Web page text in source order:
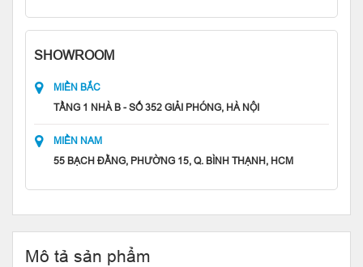
SHOWROOM
MIỀN BẮC
TẦNG 1 NHÀ B - SỐ 352 GIẢI PHÓNG, HÀ NỘI
MIỀN NAM
55 BẠCH ĐẰNG, PHƯỜNG 15, Q. BÌNH THẠNH, HCM
Mô tả sản phẩm